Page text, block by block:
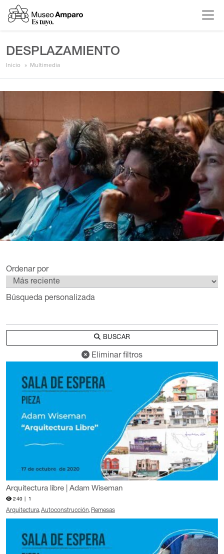
DESPLAZAMIENTO
Inicio Multimedia
Ordenar por
Búsqueda personalizada
BUSCAR
Eliminar filtros
Arquitectura libre | Adam Wiseman
240 | 1
Arquitectura Autoconstrucción Remesas